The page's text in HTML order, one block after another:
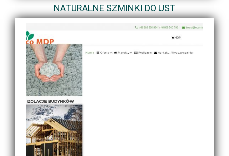
NATURALNE SZMINKI DO UST